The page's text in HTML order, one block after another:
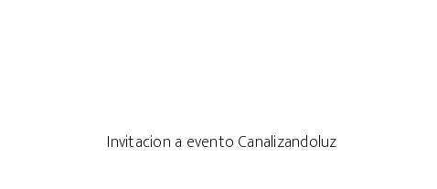
Invitacion a evento Canalizandoluz